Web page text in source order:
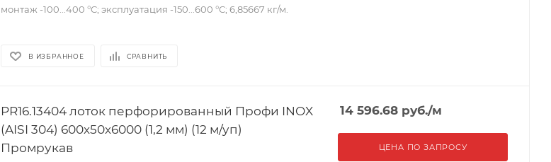
монтаж -100...400 °C; эксплуатация -150...600 °C; 6,85667 кг/м.
В ИЗБРАННОЕ СРАВНИТЬ
PR16.13404 лоток перфорированный Профи INOX
(AISI 304) 600х50х6000 (1,2 мм) (12 м/уп)
Промрукав
14 596.68 руб./м
ЦЕНА ПО ЗАПРОСУ